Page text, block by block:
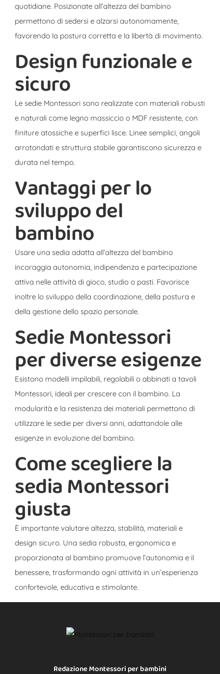
quotidiane. Posizionate all’altezza del bambino
permettono di sedersi e alzarsi autonomamente,
favorendo la postura corretta e la libertà di movimento.
Design funzionale e
sicuro
Le sedie Montessori sono realizzate con materiali robusti
e naturali come legno massiccio o MDF resistente, con
finiture atossiche e superfici lisce. Linee semplici, angoli
arrotondati e struttura stabile garantiscono sicurezza e
durata nel tempo.
Vantaggi per lo
sviluppo del
bambino
Usare una sedia adatta all’altezza del bambino
incoraggia autonomia, indipendenza e partecipazione
attiva nelle attività di gioco, studio o pasti. Favorisce
inoltre lo sviluppo della coordinazione, della postura e
della gestione dello spazio personale.
Sedie Montessori
per diverse esigenze
Esistono modelli impilabili, regolabili o abbinati a tavoli
Montessori, ideali per crescere con il bambino. La
modularità e la resistenza dei materiali permettono di
utilizzare le sedie per diversi anni, adattandole alle
esigenze in evoluzione del bambino.
Come scegliere la
sedia Montessori
giusta
È importante valutare altezza, stabilità, materiali e
design sicuro. Una sedia robusta, ergonomica e
proporzionata al bambino promuove l’autonomia e il
benessere, trasformando ogni attività in un’esperienza
confortevole, educativa e stimolante.
Redazione Montessori per bambini